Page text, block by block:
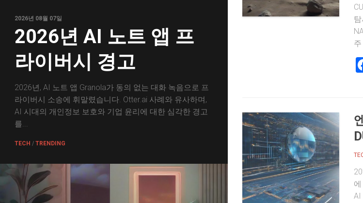
2026년 08월 07일
2026년 AI 노트 앱 프
라이버시 경고
2026년, AI 노트 앱 Granola가 동의 없는 대화 녹음으로 프
라이버시 소송에 휘말렸습니다. Otter.ai 사례와 유사하며,
AI 시대의 개인정보 보호와 기업 윤리에 대한 심각한 경고
를...
TECH / TRENDING
AI